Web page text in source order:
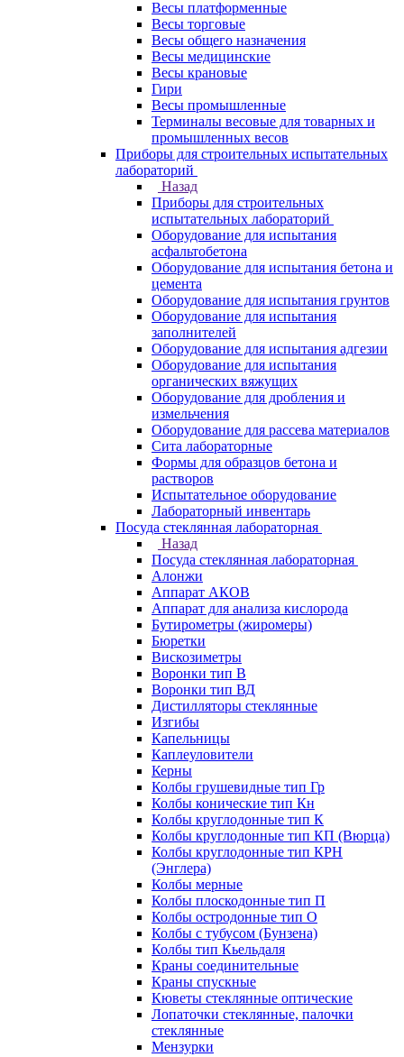
Весы платформенные
Весы торговые
Весы общего назначения
Весы медицинские
Весы крановые
Гири
Весы промышленные
Терминалы весовые для товарных и
промышленных весов
Приборы для строительных испытательных
лабораторий
Назад
Приборы для строительных
испытательных лабораторий
Оборудование для испытания
асфальтобетона
Оборудование для испытания бетона и
цемента
Оборудование для испытания грунтов
Оборудование для испытания
заполнителей
Оборудование для испытания адгезии
Оборудование для испытания
органических вяжущих
Оборудование для дробления и
измельчения
Оборудование для рассева материалов
Сита лабораторные
Формы для образцов бетона и
растворов
Испытательное оборудование
Лабораторный инвентарь
Посуда стеклянная лабораторная
Назад
Посуда стеклянная лабораторная
Алонжи
Аппарат АКОВ
Аппарат для анализа кислорода
Бутирометры (жиромеры)
Бюретки
Вискозиметры
Воронки тип В
Воронки тип ВД
Дистилляторы стеклянные
Изгибы
Капельницы
Каплеуловители
Керны
Колбы грушевидные тип Гр
Колбы конические тип Кн
Колбы круглодонные тип К
Колбы круглодонные тип КП (Вюрца)
Колбы круглодонные тип КРН
(Энглера)
Колбы мерные
Колбы плоскодонные тип П
Колбы остродонные тип О
Колбы с тубусом (Бунзена)
Колбы тип Кьельдаля
Краны соединительные
Краны спускные
Кюветы стеклянные оптические
Лопаточки стеклянные, палочки
стеклянные
Мензурки